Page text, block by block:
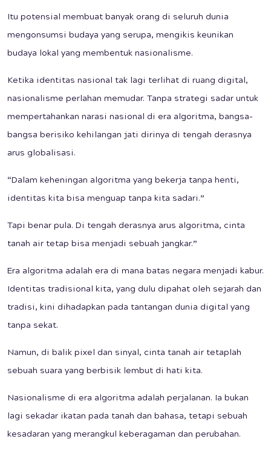
Itu potensial membuat banyak orang di seluruh dunia
mengonsumsi budaya yang serupa, mengikis keunikan
budaya lokal yang membentuk nasionalisme.
Ketika identitas nasional tak lagi terlihat di ruang digital,
nasionalisme perlahan memudar. Tanpa strategi sadar untuk
mempertahankan narasi nasional di era algoritma, bangsa-
bangsa berisiko kehilangan jati dirinya di tengah derasnya
arus globalisasi.
“Dalam keheningan algoritma yang bekerja tanpa henti,
identitas kita bisa menguap tanpa kita sadari.”
Tapi benar pula. Di tengah derasnya arus algoritma, cinta
tanah air tetap bisa menjadi sebuah jangkar.”
Era algoritma adalah era di mana batas negara menjadi kabur.
Identitas tradisional kita, yang dulu dipahat oleh sejarah dan
tradisi, kini dihadapkan pada tantangan dunia digital yang
tanpa sekat.
Namun, di balik pixel dan sinyal, cinta tanah air tetaplah
sebuah suara yang berbisik lembut di hati kita.
Nasionalisme di era algoritma adalah perjalanan. Ia bukan
lagi sekadar ikatan pada tanah dan bahasa, tetapi sebuah
kesadaran yang merangkul keberagaman dan perubahan.